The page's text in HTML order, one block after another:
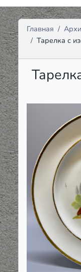
Главная
Тарелка с